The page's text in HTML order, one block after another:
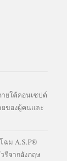
ายใต้คอนเซปต์
ยของผู้คนและ
ฉม A.S.P®
รีจากอังกฤษ